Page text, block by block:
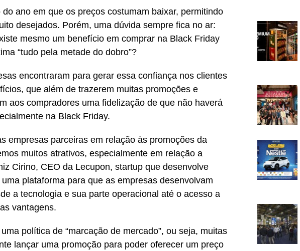
ano em que os preços costumam baixar, permitindo
desejados. Porém, uma dúvida sempre fica no ar:
mesmo um benefício em comprar na Black Friday
“tudo pela metade do dobro”?
encontraram para gerar essa confiança nos clientes
que além de trazerem muitas promoções e
aos compradores uma fidelização de que não haverá
na Black Friday.
empresas parceiras em relação às promoções da
muitos atrativos, especialmente em relação a
Cirino, CEO da Lecupon, startup que desenvolve
plataforma para que as empresas desenvolvam
a tecnologia e sua parte operacional até o acesso a
vantagens.
política de “marcação de mercado”, ou seja, muitas
lançar uma promoção para poder oferecer um preço